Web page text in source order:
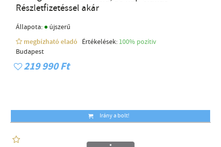
Részletfizetéssel akár
Állapota: ● újszerű
megbízható eladó
Értékelések: 100% pozítiv
Budapest
219 990 Ft
Irány a bolt!